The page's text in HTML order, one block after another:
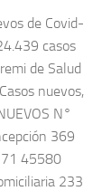
de Covid-
casos
de Salud
nuevos,
N°
369
45580
233